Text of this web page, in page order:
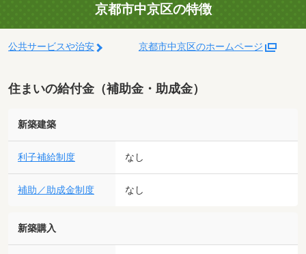
京都市中京区の特徴
公共サービスや治安 京都市中京区のホームページ
住まいの給付金（補助金・助成金）
新築建築
利子補給制度 なし
補助／助成金制度 なし
新築購入